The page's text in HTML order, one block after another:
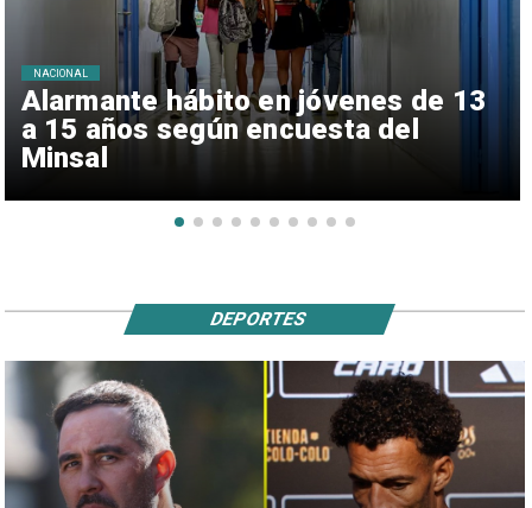
Alarmante hábito en jóvenes de 13
a 15 años según encuesta del
Minsal
NACIONAL
DEPORTES